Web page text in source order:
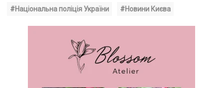
#Національна поліція України #Новини Києва